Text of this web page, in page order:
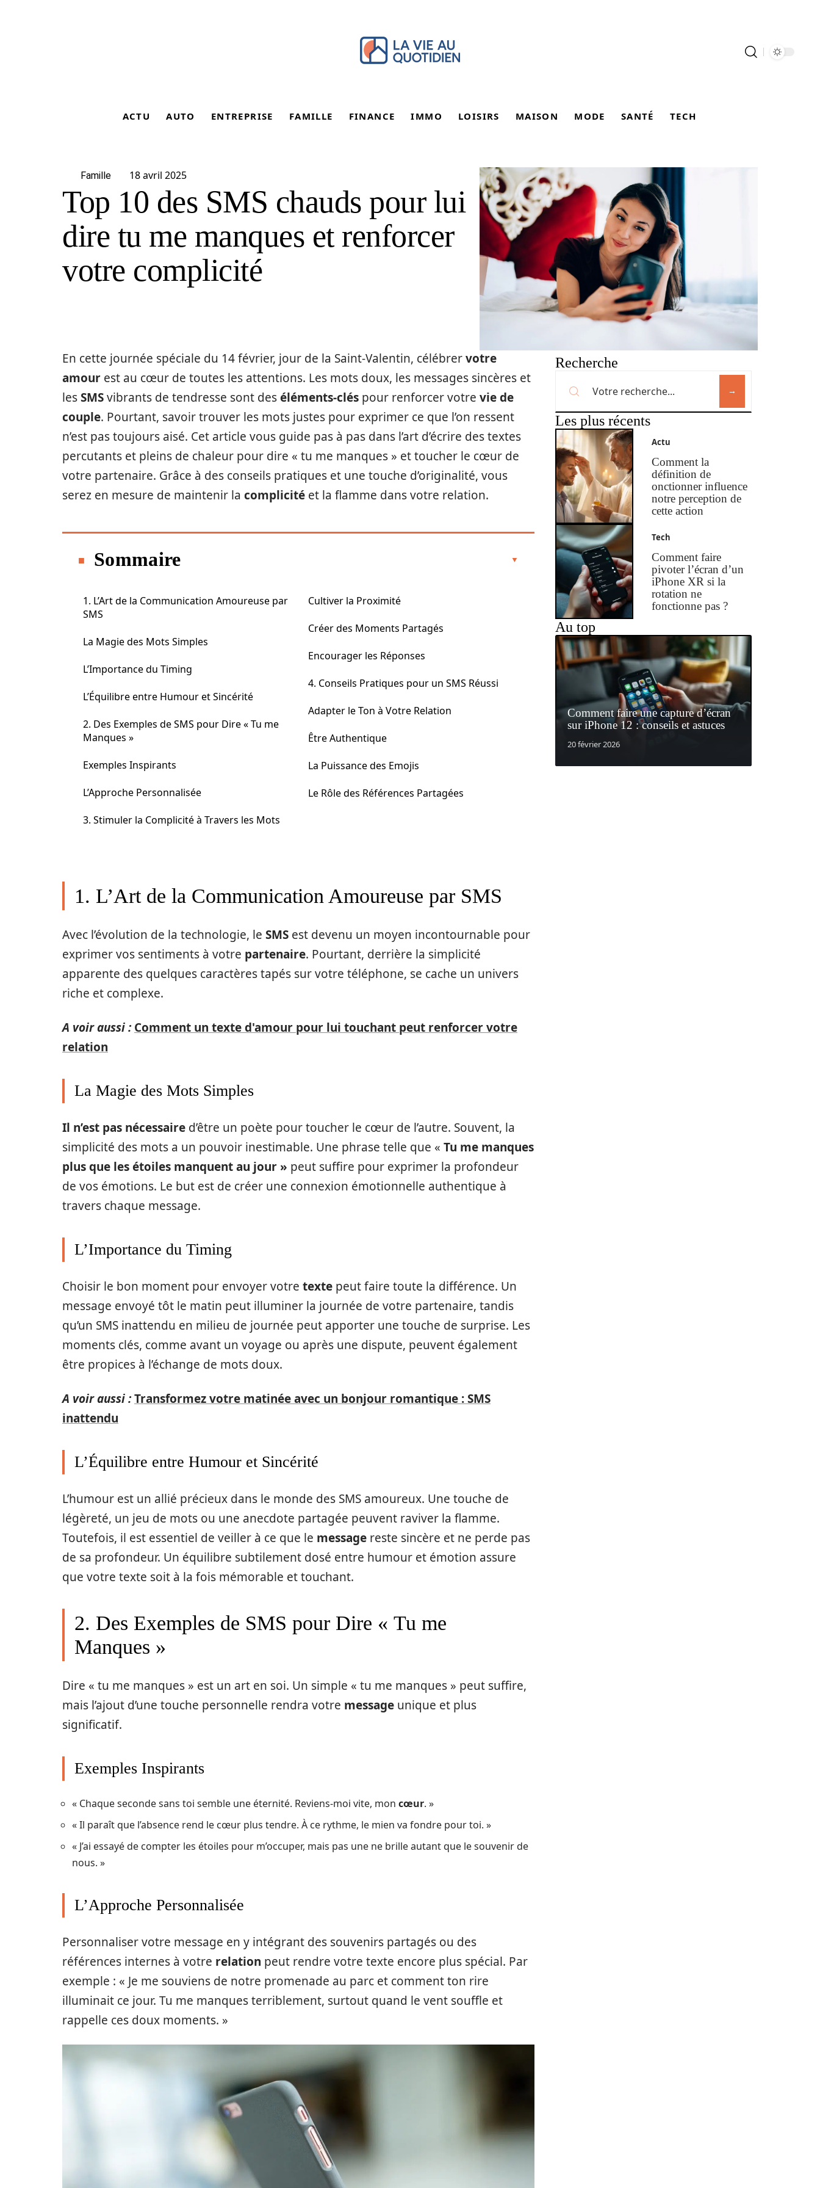
ACTU AUTO ENTREPRISE FAMILLE FINANCE IMMO LOISIRS MAISON MODE SANTÉ TECH
Famille 18 avril 2025
Top 10 des SMS chauds pour lui
dire tu me manques et renforcer
votre complicité
En cette journée spéciale du 14 février, jour de la Saint-Valentin, célébrervotre
amour est au cœur de toutes les attentions. Les mots doux, les messages sincères et
lesSMSvibrants de tendresse sont deséléments-clés pour renforcer votre vie de
couple. Pourtant, savoir trouver les mots justes pour exprimer ce que l’on ressent
n’est pas toujours aisé. Cet article vous guide pas à pas dans l’art d’écrire des textes
percutants et pleins de chaleur pour dire « tu me manques » et toucher le cœur de
votre partenaire. Grâce à des conseils pratiques et une touche d’originalité, vous
serez en mesure de maintenir la complicité et la flamme dans votre relation.
Sommaire
1. L’Art de la Communication Amoureuse par
SMS
La Magie des Mots Simples
L’Importance du Timing
L’Équilibre entre Humour et Sincérité
2. Des Exemples de SMS pour Dire « Tu me
Manques »
Exemples Inspirants
L’Approche Personnalisée
3. Stimuler la Complicité à Travers les Mots
Cultiver la Proximité
Créer des Moments Partagés
Encourager les Réponses
4. Conseils Pratiques pour un SMS Réussi
Adapter le Ton à Votre Relation
Être Authentique
La Puissance des Emojis
Le Rôle des Références Partagées
1. L’Art de la Communication Amoureuse par SMS
Avec l’évolution de la technologie, le SMS est devenu un moyen incontournable pour
exprimer vos sentiments à votre partenaire. Pourtant, derrière la simplicité
apparente des quelques caractères tapés sur votre téléphone, se cache un univers
riche et complexe.
A voir aussi : Comment un texte d'amour pour lui touchant peut renforcer votre
relation
La Magie des Mots Simples
Il n’est pas nécessaire d’être un poète pour toucher le cœur de l’autre. Souvent, la
simplicité des mots a un pouvoir inestimable. Une phrase telle que « Tu me manques
plus que les étoiles manquent au jour » peut suffire pour exprimer la profondeur
de vos émotions. Le but est de créer une connexion émotionnelle authentique à
travers chaque message.
L’Importance du Timing
Choisir le bon moment pour envoyer votre texte peut faire toute la différence. Un
message envoyé tôt le matin peut illuminer la journée de votre partenaire, tandis
qu’un SMS inattendu en milieu de journée peut apporter une touche de surprise. Les
moments clés, comme avant un voyage ou après une dispute, peuvent également
être propices à l’échange de mots doux.
A voir aussi :Transformez votre matinée avec un bonjour romantique : SMS
inattendu
L’Équilibre entre Humour et Sincérité
L’humour est un allié précieux dans le monde des SMS amoureux. Une touche de
légèreté, un jeu de mots ou une anecdote partagée peuvent raviver la flamme.
Toutefois, il est essentiel de veiller à ce que le message reste sincère et ne perde pas
de sa profondeur. Un équilibre subtilement dosé entre humour et émotion assure
que votre texte soit à la fois mémorable et touchant.
2. Des Exemples de SMS pour Dire « Tu me
Manques »
Dire « tu me manques » est un art en soi. Un simple « tu me manques » peut suffire,
mais l’ajout d’une touche personnelle rendra votre message unique et plus
significatif.
Exemples Inspirants
« Chaque seconde sans toi semble une éternité. Reviens-moi vite, mon cœur. »
« Il paraît que l’absence rend le cœur plus tendre. À ce rythme, le mien va fondre pour toi. »
« J’ai essayé de compter les étoiles pour m’occuper, mais pas une ne brille autant que le souvenir de
nous. »
L’Approche Personnalisée
Personnaliser votre message en y intégrant des souvenirs partagés ou des
références internes à votre relation peut rendre votre texte encore plus spécial. Par
exemple : « Je me souviens de notre promenade au parc et comment ton rire
illuminait ce jour. Tu me manques terriblement, surtout quand le vent souffle et
rappelle ces doux moments. »
Recherche
Les plus récents
Actu
Comment la
définition de
onctionner influence
notre perception de
cette action
Tech
Comment faire
pivoter l’écran d’un
iPhone XR si la
rotation ne
fonctionne pas ?
Au top
Comment faire une capture d’écran
sur iPhone 12 : conseils et astuces
20 février 2026